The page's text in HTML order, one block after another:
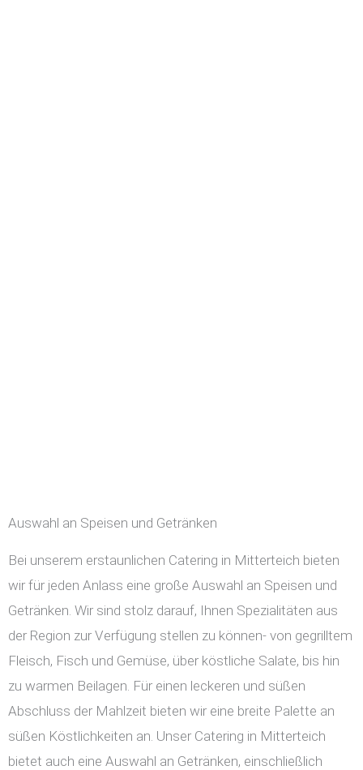
Auswahl an Speisen und Getränken
Bei unserem erstaunlichen Catering in Mitterteich bieten
wir für jeden Anlass eine große Auswahl an Speisen und
Getränken. Wir sind stolz darauf, Ihnen Spezialitäten aus
der Region zur Verfügung stellen zu können- von gegrilltem
Fleisch, Fisch und Gemüse, über köstliche Salate, bis hin
zu warmen Beilagen. Für einen leckeren und süßen
Abschluss der Mahlzeit bieten wir eine breite Palette an
süßen Köstlichkeiten an. Unser Catering in Mitterteich
bietet auch eine Auswahl an Getränken, einschließlich